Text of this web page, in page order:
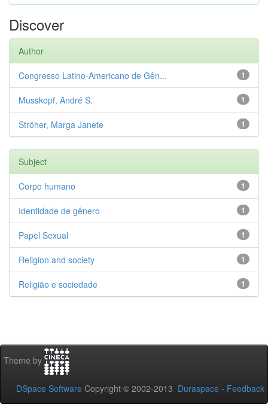
Discover
Author
1
Congresso Latino-Americano de Gên...
1
Musskopf, André S.
1
Ströher, Marga Janete
Subject
1
Corpo humano
1
Identidade de gênero
1
Papel Sexual
1
Religion and society
1
Religião e sociedade
Theme by
DSpace Software Copyright © 2002-2013 Duraspace - Feedback